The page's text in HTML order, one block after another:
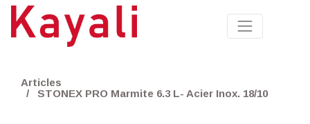
Articles
STONEX PRO Marmite 6.3 L- Acier Inox. 18/10